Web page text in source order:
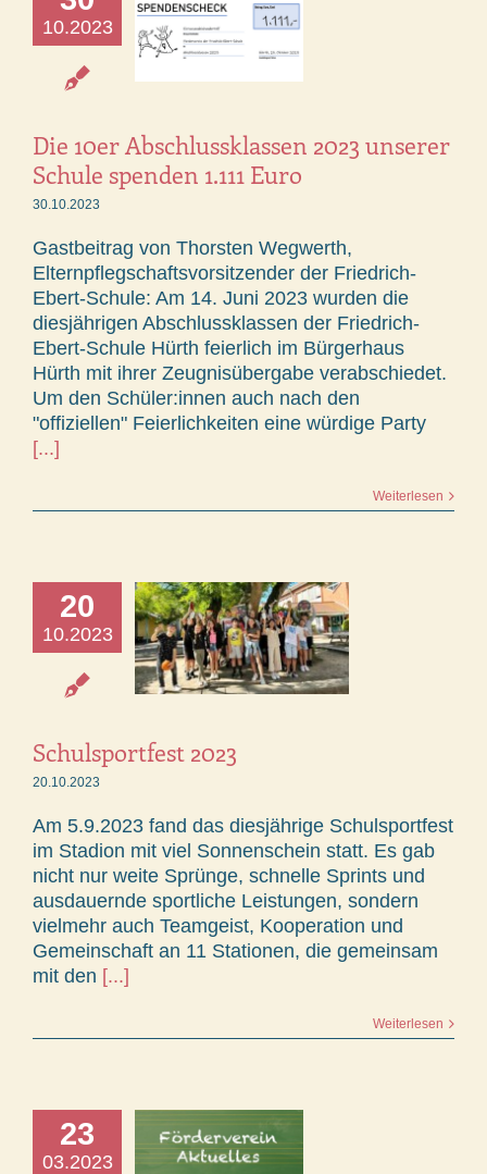
10.2023
Die 10er Abschlussklassen 2023 unserer
Schule spenden 1.111 Euro
30.10.2023
Gastbeitrag von Thorsten Wegwerth,
Elternpflegschaftsvorsitzender der Friedrich-
Ebert-Schule: Am 14. Juni 2023 wurden die
diesjährigen Abschlussklassen der Friedrich-
Ebert-Schule Hürth feierlich im Bürgerhaus
Hürth mit ihrer Zeugnisübergabe verabschiedet.
Um den Schüler:innen auch nach den
"offiziellen" Feierlichkeiten eine würdige Party
[...]
Weiterlesen
20
10.2023
Schulsportfest 2023
20.10.2023
Am 5.9.2023 fand das diesjährige Schulsportfest
im Stadion mit viel Sonnenschein statt. Es gab
nicht nur weite Sprünge, schnelle Sprints und
ausdauernde sportliche Leistungen, sondern
vielmehr auch Teamgeist, Kooperation und
Gemeinschaft an 11 Stationen, die gemeinsam
mit den [...]
Weiterlesen
23
03.2023